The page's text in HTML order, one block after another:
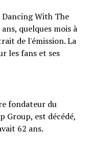
With The
quelques mois à
de l'émission. La
les fans et ses
fondateur du
Group, est décédé,
62 ans.